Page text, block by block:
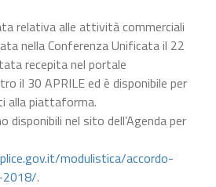
relativa alle attività commerciali
nella Conferenza Unificata il 22
recepita nel portale
il 30 APRILE ed è disponibile per
alla piattaforma.
disponibili nel sito dell’Agenda per
modulistica/accordo-
2018/.